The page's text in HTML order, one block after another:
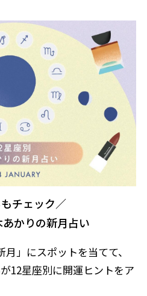
チェック／
かりの新月占い
」にスポットを当てて、
12星座別に開運ヒントをア